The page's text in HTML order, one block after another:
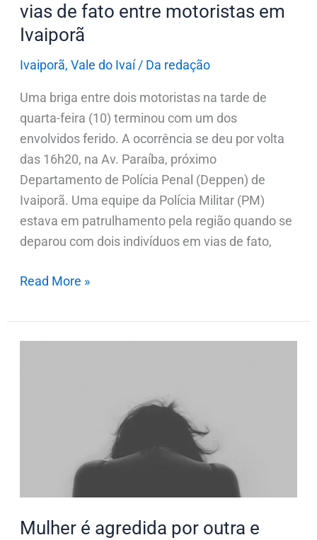
vias de fato entre motoristas em
Ivaiporã
Ivaiporã, Vale do Ivaí/ Da redação
Uma briga entre dois motoristas na tarde de
quarta-feira (10) terminou com um dos
envolvidos ferido. A ocorrência se deu por volta
das 16h20, na Av. Paraíba, próximo
Departamento de Polícia Penal (Deppen) de
Ivaiporã. Uma equipe da Polícia Militar (PM)
estava em patrulhamento pela região quando se
deparou com dois indivíduos em vias de fato,
Ivaiporã
Read More »
Mulher é agredida por outra e
a
em